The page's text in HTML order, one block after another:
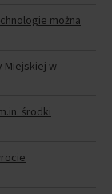
można
Miejskiej w
środki